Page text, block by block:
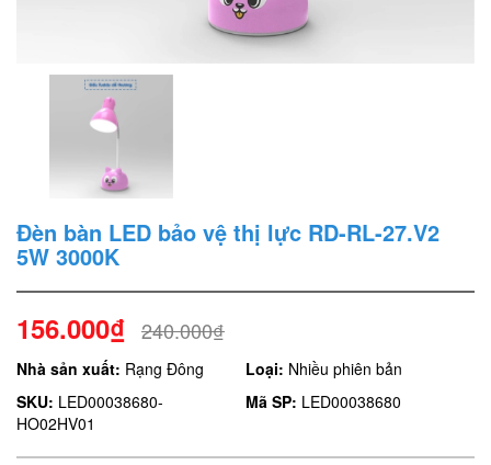
Đèn bàn LED bảo vệ thị lực RD-RL-27.V2
5W 3000K
156.000₫ 240.000₫
Nhà sản xuất: Rạng Đông Loại: Nhiều phiên bản
SKU: LED00038680-
HO02HV01
Mã SP: LED00038680